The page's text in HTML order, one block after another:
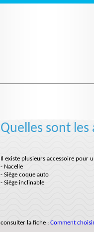
Quelles sont
Il existe plusieurs accessoire pour
- Nacelle
- Siège coque auto
- Siège inclinable
consulter la fiche : Comment